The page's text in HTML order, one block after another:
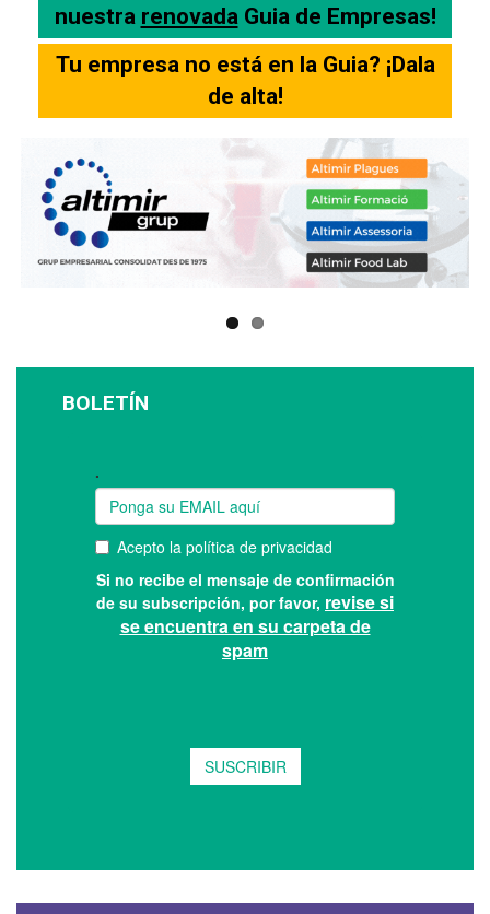
nuestra renovadaGuia de Empresas!
Tu empresa no está en la Guia? ¡Dala
de alta!
BOLETÍN